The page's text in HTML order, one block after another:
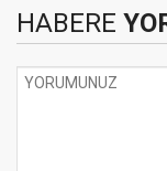
HABERE